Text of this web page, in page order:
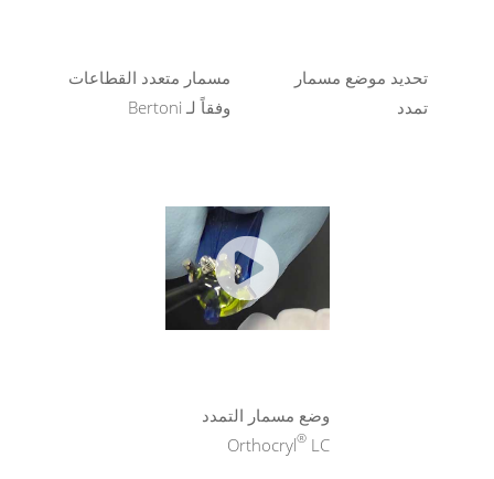
مسمار متعدد القطاعات
وفقاً لـ Bertoni
تحديد موضع مسمار
تمدد
وضع مسمار التمدد
Orthocryl®LC